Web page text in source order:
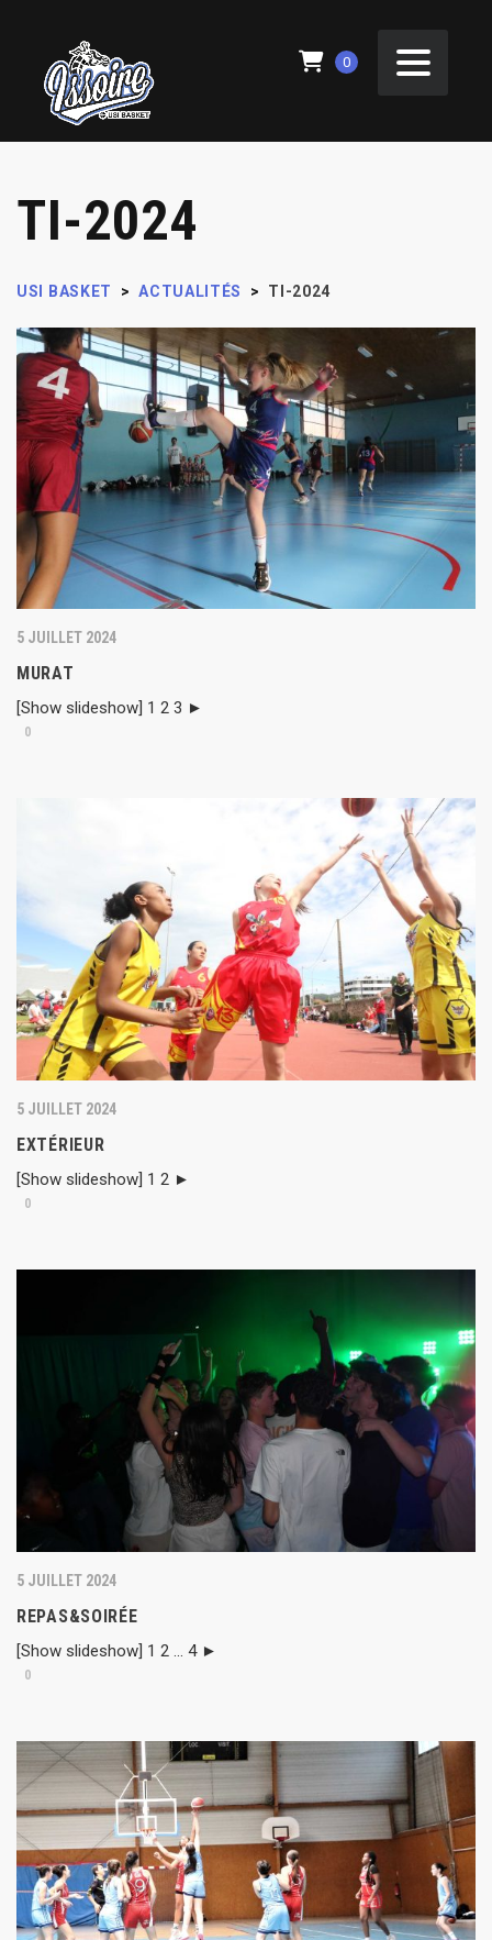
0
TI-2024
USI BASKET > ACTUALITÉS > TI-2024
5 JUILLET 2024
MURAT
[Show slideshow] 1 2 3 ►
0
5 JUILLET 2024
EXTÉRIEUR
[Show slideshow] 1 2 ►
0
5 JUILLET 2024
REPAS&SOIRÉE
[Show slideshow] 1 2 ... 4 ►
0